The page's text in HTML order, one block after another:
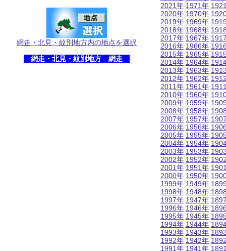
網走・北見・紋別地方内の地点を選択
網走・北見・紋別地方 網走
2021年
2020年
2019年
2018年
2017年
2016年
2015年
2014年
2013年
2012年
2011年
2010年
2009年
2008年
2007年
2006年
2005年
2004年
2003年
2002年
2001年
2000年
1999年
1998年
1997年
1996年
1995年
1994年
1993年
1992年
1991年
1971年
1970年
1969年
1968年
1967年
1966年
1965年
1964年
1963年
1962年
1961年
1960年
1959年
1958年
1957年
1956年
1955年
1954年
1953年
1952年
1951年
1950年
1949年
1948年
1947年
1946年
1945年
1944年
1943年
1942年
1941年